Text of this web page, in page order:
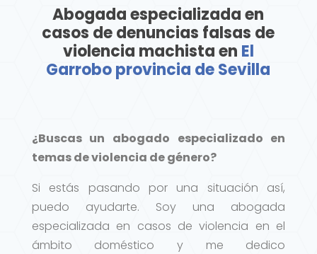
Abogada especializada en
casos de denuncias falsas de
violencia machista en El
Garrobo provincia de Sevilla
¿Buscas un abogado especializado en
temas de violencia de género?
Si estás pasando por una situación así,
puedo ayudarte. Soy una abogada
especializada en casos de violencia en el
ámbito doméstico y me dedico